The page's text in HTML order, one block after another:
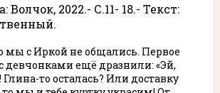
Волчок, 2022.- С.11- 18.- Текст:
мы с Иркой не общались. Первое
девчонками ещё дразнили: «Эй,
то осталась? Или доставку